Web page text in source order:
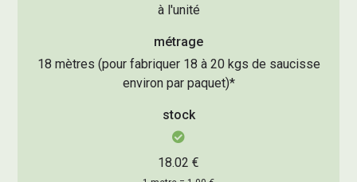
à l'unité
métrage
18 mètres (pour fabriquer 18 à 20 kgs de saucisse
environ par paquet)*
stock
18.02 €